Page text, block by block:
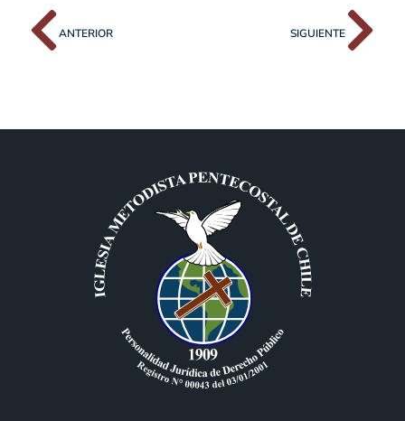
ANTERIOR SIGUIENTE